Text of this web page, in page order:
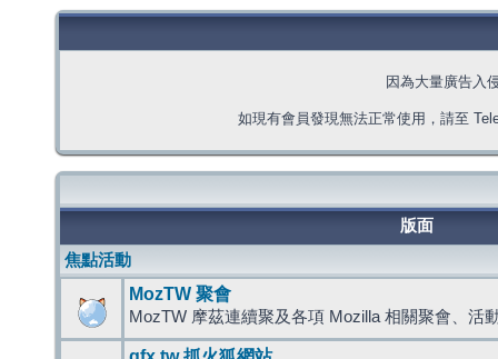
因為大量廣告入
如現有會員發現無法正常使用，請至
版面
焦點活動
MozTW 聚會
MozTW 摩茲連續聚及各項 Mozilla 相關聚會、活